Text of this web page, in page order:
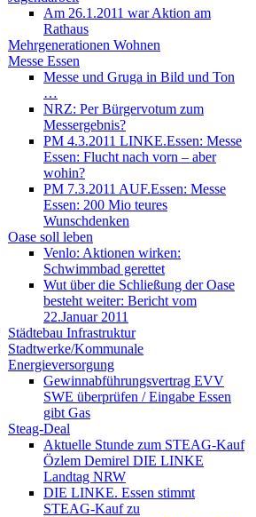
Am 26.1.2011 war Aktion am
Rathaus
Mehrgenerationen Wohnen
Messe Essen
Messe und Gruga in Bild und Ton
…
NRZ: Per Bürgervotum zum
Messergebnis?
PM 4.3.2011 LINKE.Essen: Messe
Essen: Flucht nach vorn – aber
wohin?
PM 7.3.2011 AUF.Essen: Messe
Essen: 200 Mio teures
Wunschdenken
Oase soll leben
Venlo: Aktionen wirken:
Schwimmbad gerettet
Wut über die Schließung der Oase
besteht weiter: Bericht vom
22.Januar 2011
Städtebau Infrastruktur
Stadtwerke/Kommunale
Energieversorgung
Gewinnabführungsvertrag EVV
SWE überprüfen / Eingabe Essen
gibt Gas
Steag-Deal
Aktuelle Stunde zum STEAG-Kauf
Özlem Demirel DIE LINKE
Landtag NRW
DIE LINKE. Essen stimmt
STEAG-Kauf zu